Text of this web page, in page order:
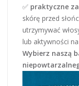
✅ praktyczne
skórę przed
utrzymywać
lub aktywności
Wybierz naszą